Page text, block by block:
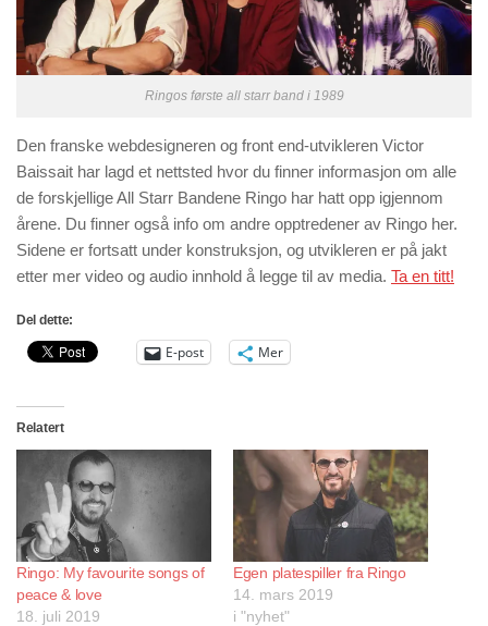
Ringos første all starr band i 1989
Den franske webdesigneren og front end-utvikleren Victor
Baissait har lagd et nettsted hvor du finner informasjon om alle
de forskjellige All Starr Bandene Ringo har hatt opp igjennom
årene. Du finner også info om andre opptredener av Ringo her.
Sidene er fortsatt under konstruksjon, og utvikleren er på jakt
etter mer video og audio innhold å legge til av media. Ta en titt!
Del dette:
E-post Mer
Relatert
Ringo: My favourite songs of
peace & love
18. juli 2019
Egen platespiller fra Ringo
14. mars 2019
i "nyhet"